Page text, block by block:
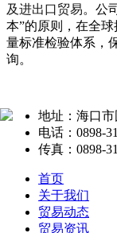
及进出口贸易。公
本”的原则，在全
量标准检验体系，
询。
地址：海口市
电话：0898-
传真：0898-
首页
关于我们
贸易动态
贸易资讯